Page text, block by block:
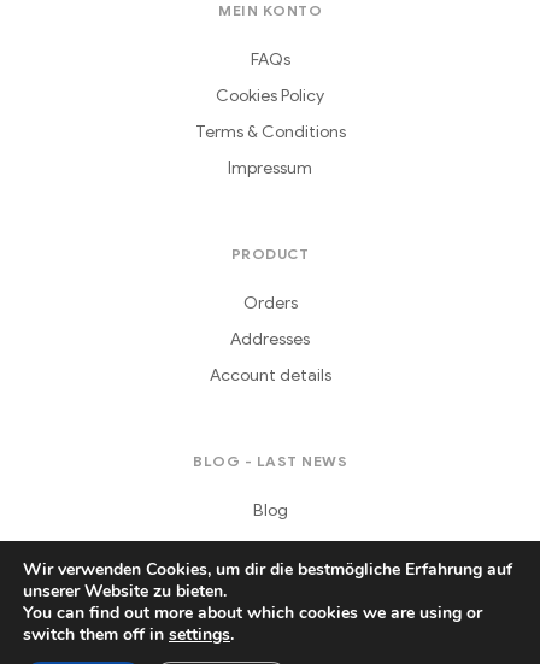
MEIN KONTO
FAQs
Cookies Policy
Terms & Conditions
Impressum
PRODUCT
Orders
Addresses
Account details
BLOG - LAST NEWS
Blog
Copyright © 2021Daferera
Wir verwenden Cookies, um dir die bestmögliche Erfahrung auf
unserer Website zu bieten.
You can find out more about which cookies we are using or
switch them off in settings.